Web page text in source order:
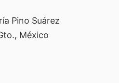
Pino Suárez
México